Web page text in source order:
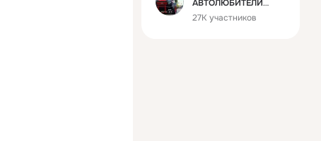
АВТОЛЮБИТЕЛИ
▀▄▀▄▀
27K участников